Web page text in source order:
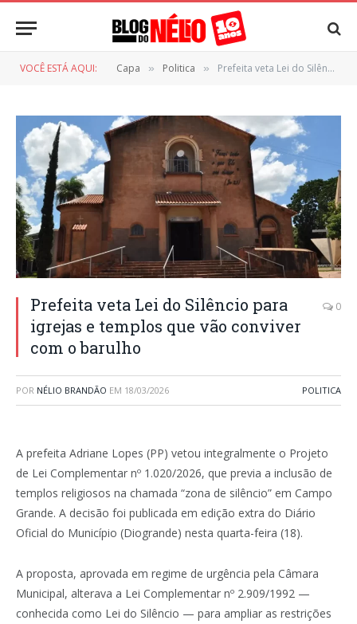
VOCÊ ESTÁ AQUI: Capa » Politica » Prefeita veta Lei do Silêncio para igrejas e templos que vão conviver com o barulho
Prefeita veta Lei do Silêncio para
igrejas e templos que vão conviver
com o barulho
0
POR NÉLIO BRANDÃO EM 18/03/2026 POLITICA
A prefeita Adriane Lopes (PP) vetou integralmente o Projeto
de Lei Complementar nº 1.020/2026, que previa a inclusão de
templos religiosos na chamada “zona de silêncio” em Campo
Grande. A decisão foi publicada em edição extra do Diário
Oficial do Município (Diogrande) nesta quarta-feira (18).
A proposta, aprovada em regime de urgência pela Câmara
Municipal, alterava a Lei Complementar nº 2.909/1992 —
conhecida como Lei do Silêncio — para ampliar as restrições